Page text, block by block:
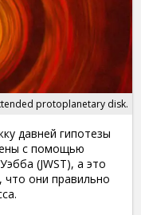
protoplanetary disk.
давней гипотезы
с помощью
(JWST), а это
они правильно